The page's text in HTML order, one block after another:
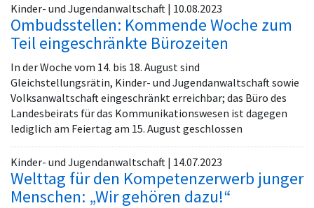
Kinder- und Jugendanwaltschaft | 10.08.2023
Ombudsstellen: Kommende Woche zum
Teil eingeschränkte Bürozeiten
In der Woche vom 14. bis 18. August sind
Gleichstellungsrätin, Kinder- und Jugendanwaltschaft sowie
Volksanwaltschaft eingeschränkt erreichbar; das Büro des
Landesbeirats für das Kommunikationswesen ist dagegen
lediglich am Feiertag am 15. August geschlossen
Kinder- und Jugendanwaltschaft | 14.07.2023
Welttag für den Kompetenzerwerb junger
Menschen: „Wir gehören dazu!“